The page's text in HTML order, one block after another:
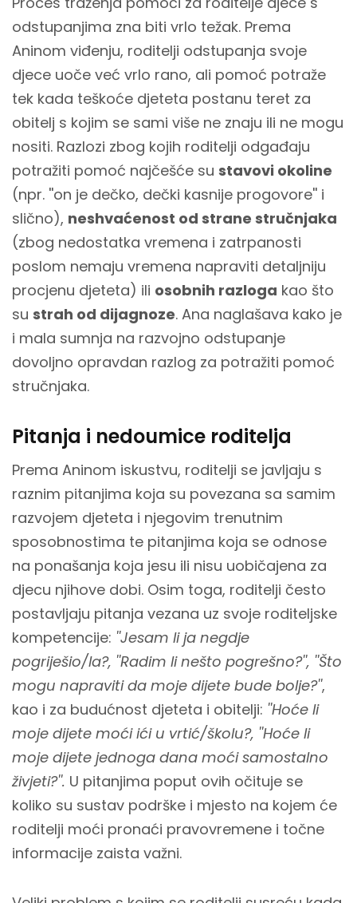
odstupanjima zna biti vrlo težak. Prema
Aninom viđenju, roditelji odstupanja svoje
djece uoče već vrlo rano, ali pomoć potraže
tek kada teškoće djeteta postanu teret za
obitelj s kojim se sami više ne znaju ili ne mogu
nositi. Razlozi zbog kojih roditelji odgađaju
potražiti pomoć najčešće su stavovi okoline
(npr. ''on je dečko, dečki kasnije progovore'' i
slično), neshvaćenost od strane stručnjaka
(zbog nedostatka vremena i zatrpanosti
poslom nemaju vremena napraviti detaljniju
procjenu djeteta) ili osobnih razloga kao što
su strah od dijagnoze. Ana naglašava kako je
i mala sumnja na razvojno odstupanje
dovoljno opravdan razlog za potražiti pomoć
stručnjaka.
Pitanja i nedoumice roditelja
Prema Aninom iskustvu, roditelji se javljaju s
raznim pitanjima koja su povezana sa samim
razvojem djeteta i njegovim trenutnim
sposobnostima te pitanjima koja se odnose
na ponašanja koja jesu ili nisu uobičajena za
djecu njihove dobi. Osim toga, roditelji često
postavljaju pitanja vezana uz svoje roditeljske
kompetencije: ''Jesam li ja negdje
pogriješio/la?, ''Radim li nešto pogrešno?'', ''Što
mogu napraviti da moje dijete bude bolje?'',
kao i za budućnost djeteta i obitelji: ''Hoće li
moje dijete moći ići u vrtić/školu?, ''Hoće li
moje dijete jednoga dana moći samostalno
živjeti?''. U pitanjima poput ovih očituje se
koliko su sustav podrške i mjesto na kojem će
roditelji moći pronaći pravovremene i točne
informacije zaista važni.